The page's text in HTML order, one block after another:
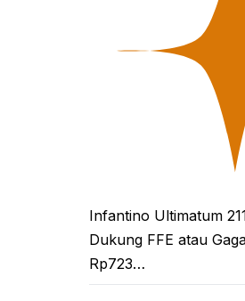
Infantino Ultimatum
Dukung FFE atau
Rp723…